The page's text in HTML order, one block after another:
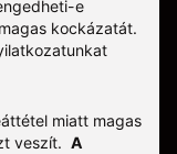
e
kockázatát.
miatt magas
veszít. A